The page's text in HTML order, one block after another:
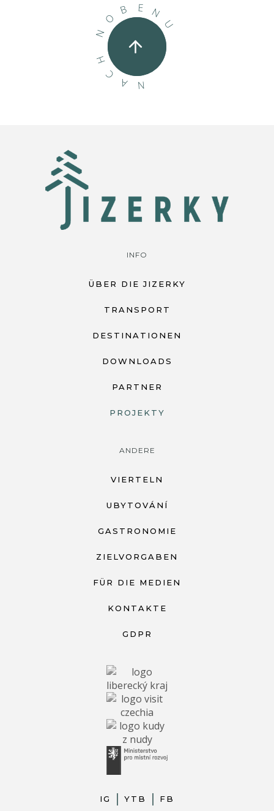
N
A
C
H
N
O
B E N
U
INFO
ÜBER DIE JIZERKY
TRANSPORT
DESTINATIONEN
DOWNLOADS
PARTNER
PROJEKTY
ANDERE
VIERTELN
UBYTOVÁNÍ
GASTRONOMIE
ZIELVORGABEN
FÜR DIE MEDIEN
KONTAKTE
GDPR
IG YTB FB